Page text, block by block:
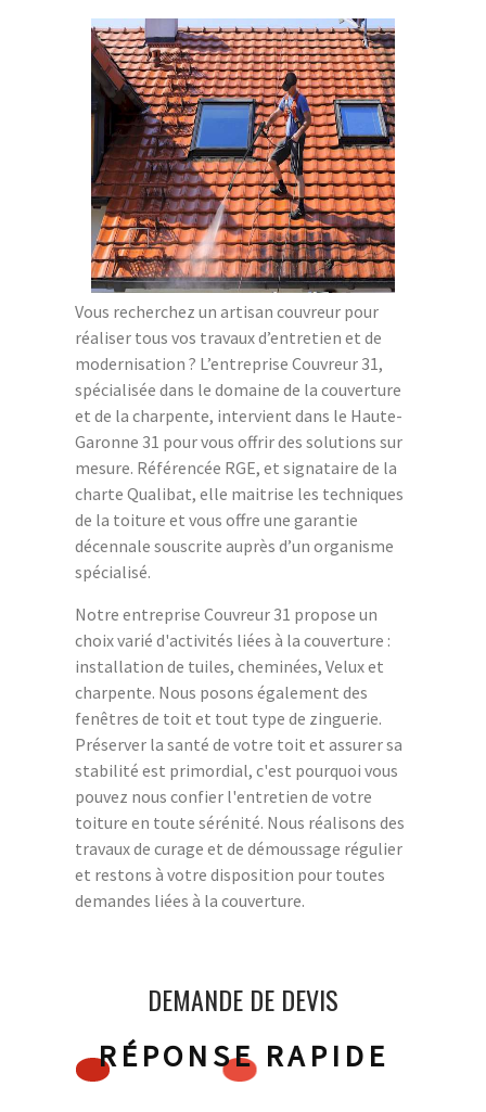
Vous recherchez un artisan couvreur pour
réaliser tous vos travaux d’entretien et de
modernisation ? L’entreprise Couvreur 31,
spécialisée dans le domaine de la couverture
et de la charpente, intervient dans le Haute-
Garonne 31 pour vous offrir des solutions sur
mesure. Référencée RGE, et signataire de la
charte Qualibat, elle maitrise les techniques
de la toiture et vous offre une garantie
décennale souscrite auprès d’un organisme
spécialisé.
Notre entreprise Couvreur 31 propose un
choix varié d'activités liées à la couverture :
installation de tuiles, cheminées, Velux et
charpente. Nous posons également des
fenêtres de toit et tout type de zinguerie.
Préserver la santé de votre toit et assurer sa
stabilité est primordial, c'est pourquoi vous
pouvez nous confier l'entretien de votre
toiture en toute sérénité. Nous réalisons des
travaux de curage et de démoussage régulier
et restons à votre disposition pour toutes
demandes liées à la couverture.
DEMANDE DE DEVIS
RÉPONSE RAPIDE